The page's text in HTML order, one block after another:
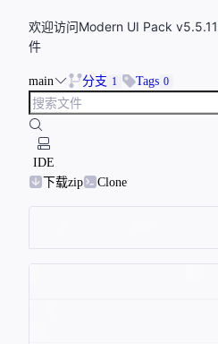
欢迎访问Modern UI Pack
件
main 分支 1 Tags 0
IDE
下载zip
Clone